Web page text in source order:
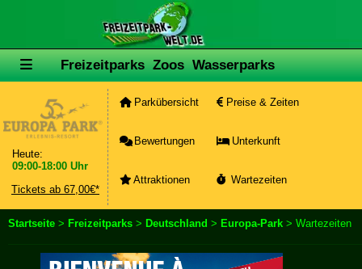
Freizeitparks Zoos Wasserparks
Heute:
09:00-18:00 Uhr
Tickets ab 67,00€*
Parkübersicht Preise & Zeiten
Bewertungen Unterkunft
Attraktionen Wartezeiten
Startseite > Freizeitparks > Deutschland > Europa-Park > Wartezeiten